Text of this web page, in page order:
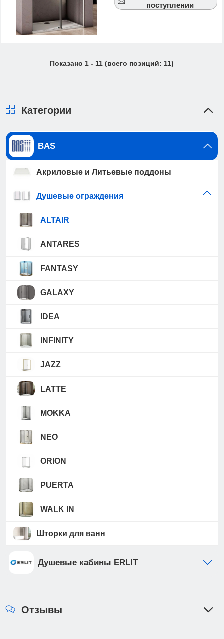
поступлении
Показано 1 - 11 (всего позиций: 11)
Категории
BAS
Акриловые и Литьевые поддоны
Душевые ограждения
ALTAIR
ANTARES
FANTASY
GALAXY
IDEA
INFINITY
JAZZ
LATTE
MOKKA
NEO
ORION
PUERTA
WALK IN
Шторки для ванн
Душевые кабины ERLIT
Отзывы